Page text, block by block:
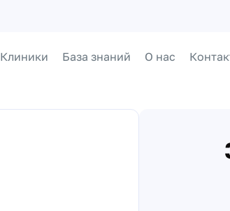
Клиники База знаний О нас